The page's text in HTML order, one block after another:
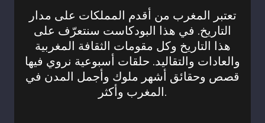
تعتبر المغرب من أقدم المملكات على مدار
التاريخ. في هذا البودكاست سنتعرّف على
هذا التاريخ وكل مقومات الثقافة المغربية
والعادات والتقاليد. حلقات أسبوعية نروي فيها
قصص وحقائق أشهر ملوك وأجمل المدن في
المغرب وأكثر.